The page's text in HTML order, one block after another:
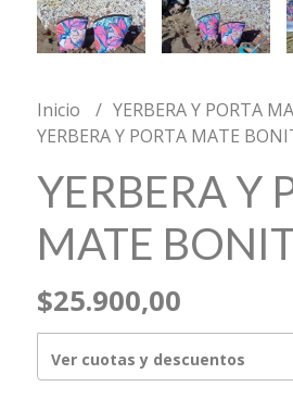
Inicio
YERBERA Y PORTA
YERBERA Y PORTA MATE
YERBERA Y
MATE
$25.900,00
Ver cuotas y descuentos